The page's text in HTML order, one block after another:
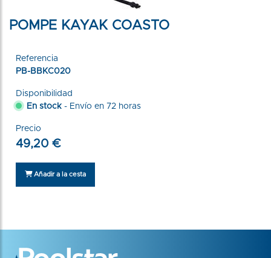
POMPE KAYAK COASTO
Referencia
PB-BBKC020
Disponibilidad
En stock - Envío en 72 horas
Precio
49,20 €
Añadir a la cesta